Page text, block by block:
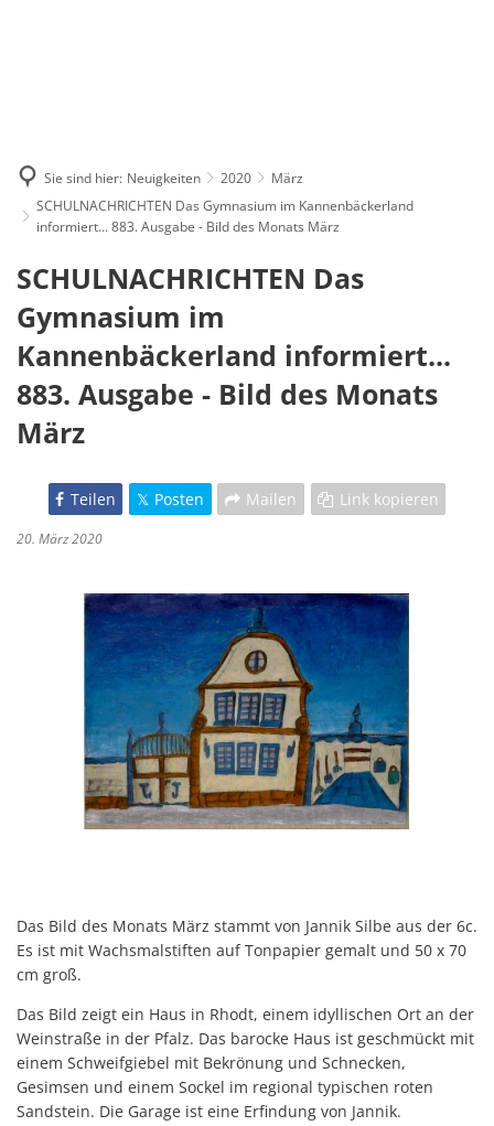
Sie sind hier: Neuigkeiten 2020
März
SCHULNACHRICHTEN Das Gymnasium im Kannenbäckerland
informiert... 883. Ausgabe - Bild des Monats März
SCHULNACHRICHTEN Das
Gymnasium im
Kannenbäckerland informiert...
883. Ausgabe - Bild des Monats
März
Teilen Posten Mailen Link kopieren
20. März 2020
Das Bild des Monats März stammt von Jannik Silbe aus der 6c.
Es ist mit Wachsmalstiften auf Tonpapier gemalt und 50 x 70
cm groß.
Das Bild zeigt ein Haus in Rhodt, einem idyllischen Ort an der
Weinstraße in der Pfalz. Das barocke Haus ist geschmückt mit
einem Schweifgiebel mit Bekrönung und Schnecken,
Gesimsen und einem Sockel im regional typischen roten
Sandstein. Die Garage ist eine Erfindung von Jannik.